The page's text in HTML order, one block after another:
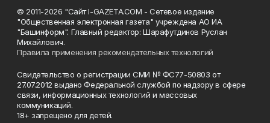
© 2011-2026 "Сайт I-GAZETA.COM - Сетевое издание
"Общественная электронная газета" учреждена АО ИА
"Башинформ". Главный редактор: Шарафутдинов Руслан
Михайлович.
Правила применения рекомендательных технологий
Свидетельство о регистрации СМИ № ФС77-50803 от
27.07.2012 выдано Федеральной службой по надзору в сфере
связи, информационных технологий и массовых
коммуникаций.
18+ запрещено для детей.